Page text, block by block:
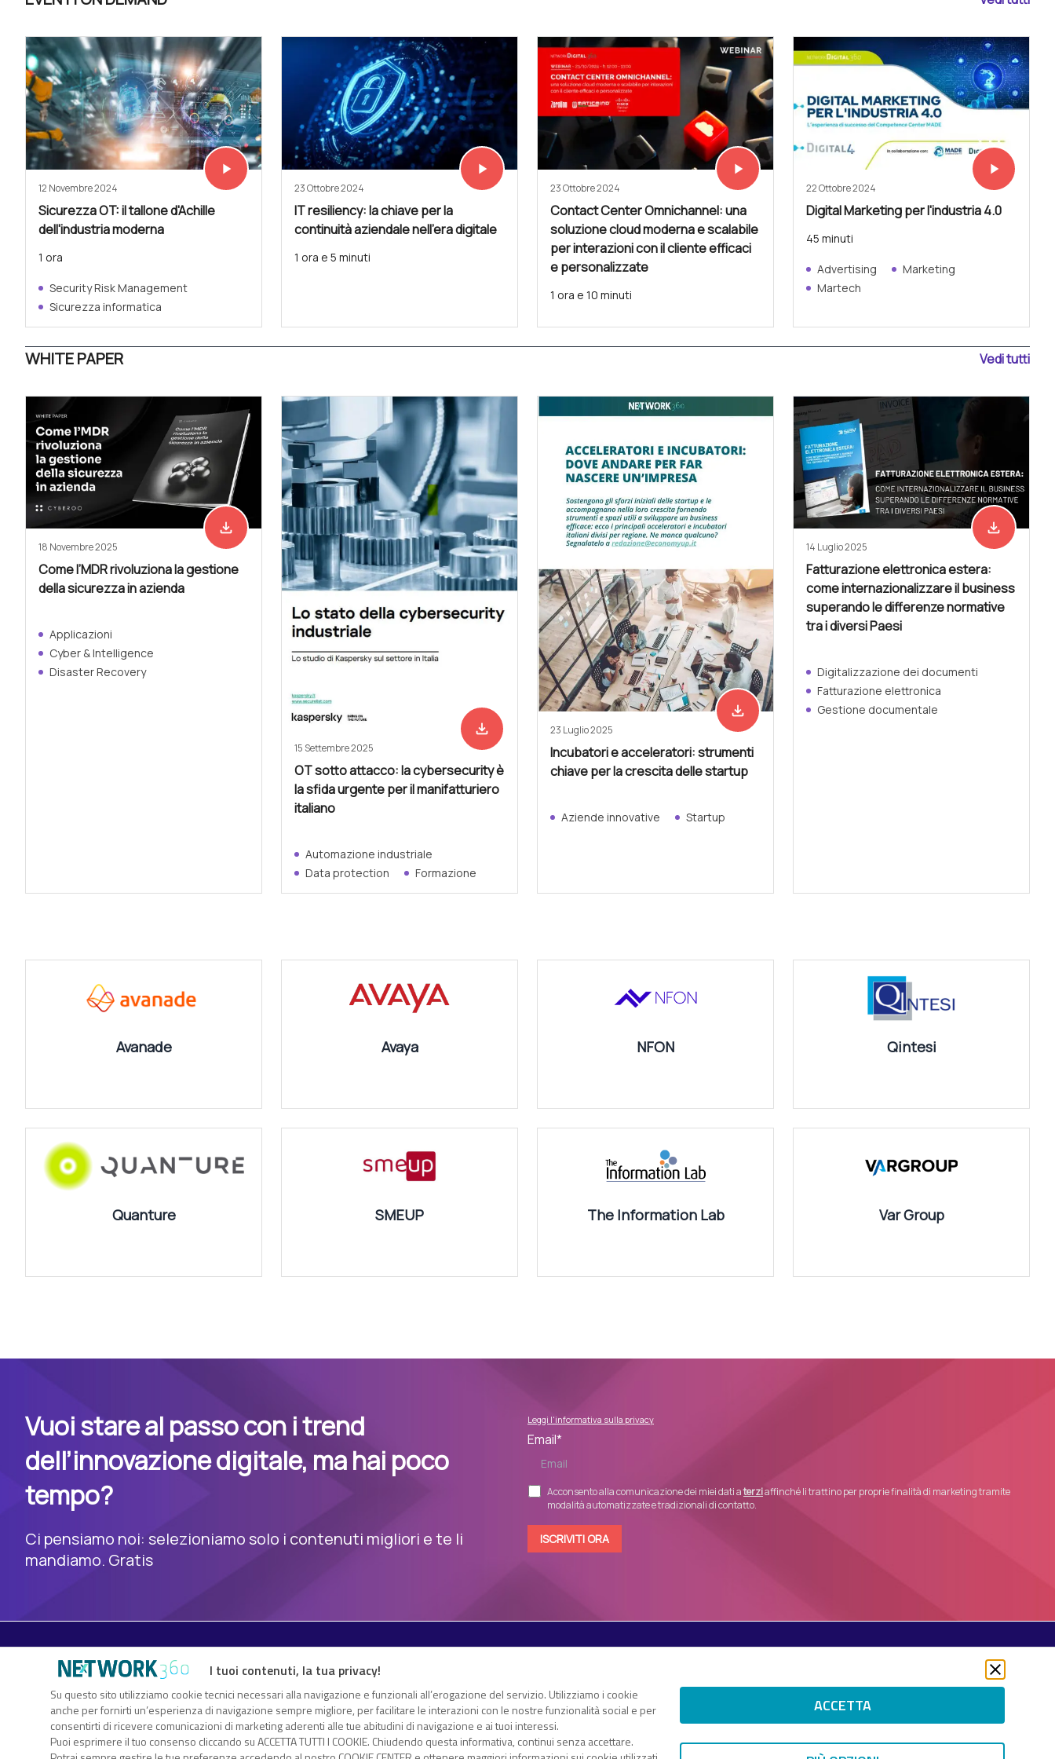
Vedi subito
play_arrow
12 Novembre 2024
Sicurezza OT: il tallone d'Achille
dell'industria moderna
1 ora
Security Risk Management
Sicurezza informatica
Vedi subito
play_arrow
23 Ottobre 2024
IT resiliency: la chiave per la
continuità aziendale nell'era digitale
1 ora e 5 minuti
Vedi subito
play_arrow
23 Ottobre 2024
Contact Center Omnichannel: una
soluzione cloud moderna e scalabile
per interazioni con il cliente efficaci
e personalizzate
1 ora e 10 minuti
Vedi subito
play_arrow
22 Ottobre 2024
Digital Marketing per l'industria 4.0
45 minuti
Advertising
Marketing
Martech
WHITE PAPER Vedi tutti
Scarica adesso
file_download
18 Novembre 2025
Come l’MDR rivoluziona la gestione
della sicurezza in azienda
Applicazioni
Cyber & Intelligence
Disaster Recovery
Scarica adesso
file_download
15 Settembre 2025
OT sotto attacco: la cybersecurity è
la sfida urgente per il manifatturiero
italiano
Automazione industriale
Data protection
Formazione
Scarica adesso
file_download
23 Luglio 2025
Incubatori e acceleratori: strumenti
chiave per la crescita delle startup
Aziende innovative Startup
Scarica
file_download
14 Luglio 2025
Fatturazione elettronica estera:
come internazionalizzare il business
superando le differenze normative
tra i diversi Paesi
Digitalizzazione dei documenti
Fatturazione elettronica
Gestione documentale
Avanade Avaya NFON Qintesi
Quanture SMEUP The Information Lab Var Group
Vuoi stare al passo con i trend
dell’innovazione digitale, ma hai poco
tempo?
Ci pensiamo noi: selezioniamo solo i contenuti migliori e te li
mandiamo. Gratis
Leggi l'informativa sulla privacy
Email*
Acconsento alla comunicazione dei miei dati aterziaffinché li trattino per proprie finalità di marketing tramite
modalità automatizzate e tradizionali di contatto.
TechFlix360 è il nuovo centro risorse di Nextwork360. Un vero e proprio “knowledge hub”
sull’innovazione digitale che ti consente di approfondire gli argomenti di tuo interesse
attraverso white paper, webcast, eBook, infografiche, webinar.
White paper
Eventi on demand
Eventi futuri
Instagram
Nextwork360 – Codice fiscale e Partita IVA 13868590962 – © 2025 Nextwork360. ALL RIGHTS RESERVED.
I tuoi contenuti, la tua privacy!
Su questo sito utilizziamo cookie tecnici necessari alla navigazione e funzionali all’erogazione del servizio. Utilizziamo i cookie
anche per fornirti un’esperienza di navigazione sempre migliore, per facilitare le interazioni con le nostre funzionalità social e per
consentirti di ricevere comunicazioni di marketing aderenti alle tue abitudini di navigazione e ai tuoi interessi.
Puoi esprimere il tuo consenso cliccando su ACCETTA TUTTI I COOKIE. Chiudendo questa informativa, continui senza accettare.
ACCETTA